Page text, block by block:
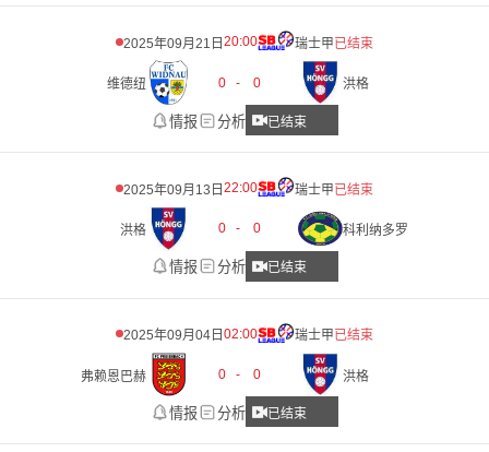
2025年09月21日 20:00 瑞士甲已结束
维德纽 0 - 0 洪格
情报 分析 已结束
2025年09月13日 22:00 瑞士甲已结束
洪格 0 - 0 科利纳多罗
情报 分析 已结束
2025年09月04日 02:00 瑞士甲已结束
弗赖恩巴赫 0 - 0 洪格
情报 分析 已结束